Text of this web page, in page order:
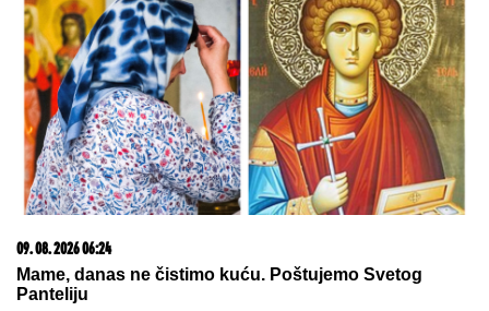
09. 08. 2026 11:44
Zenit stiže u Beograd i testira Partizan
09. 08. 2026 11:25
цигарете и резани дуван